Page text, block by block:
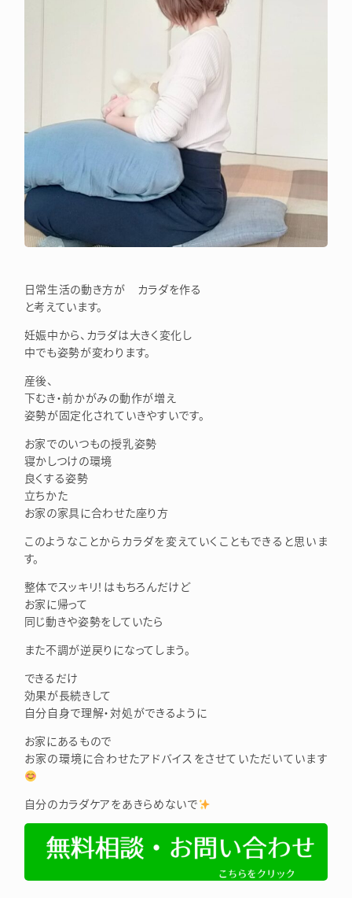
日常生活の動き方が カラダを作る
と考えています。
妊娠中から、カラダは大きく変化し
中でも姿勢が変わります。
産後、
下むき・前かがみの動作が増え
姿勢が固定化されていきやすいです。
お家でのいつもの授乳姿勢
寝かしつけの環境
良くする姿勢
立ちかた
お家の家具に合わせた座り方
このようなことからカラダを変えていくこともできると思いま
す。
整体でスッキリ！はもちろんだけど
お家に帰って
同じ動きや姿勢をしていたら
また不調が逆戻りになってしまう。
できるだけ
効果が長続きして
自分自身で理解・対処ができるように
お家にあるもので
お家の環境に合わせたアドバイスをさせていただいています
自分のカラダケアをあきらめないで